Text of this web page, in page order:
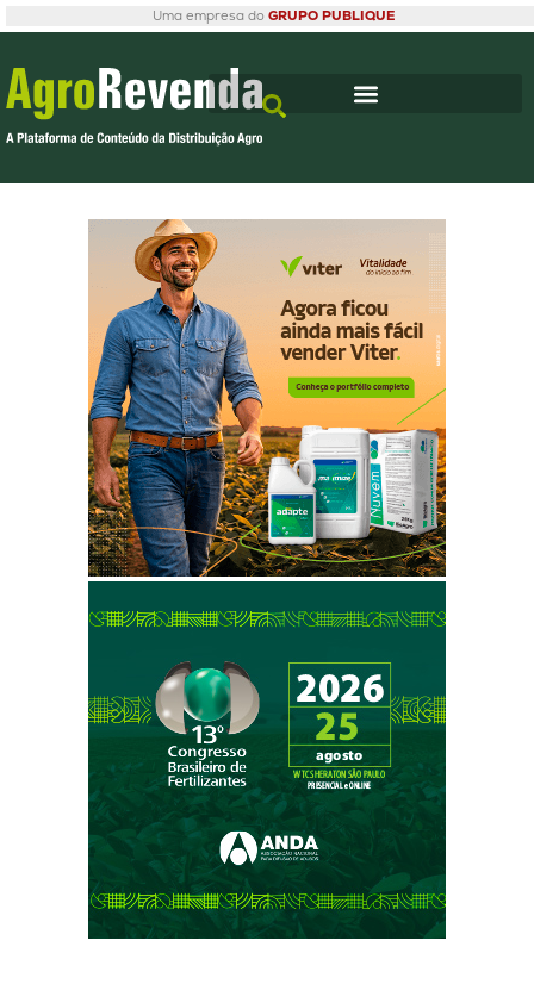
Uma empresa do GRUPO PUBLIQUE